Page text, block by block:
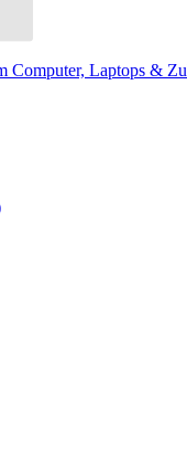
Computer, Laptops &